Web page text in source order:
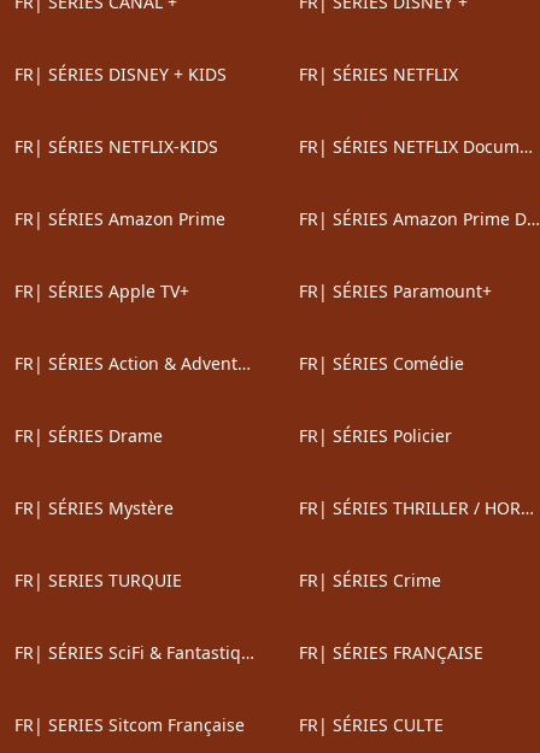
FR| SÉRIES DISNEY + KIDS FR| SÉRIES NETFLIX
FR| SÉRIES NETFLIX-KIDS FR| SÉRIES NETFLIX Documentaires
FR| SÉRIES Amazon Prime FR| SÉRIES Amazon Prime Documentaires
FR| SÉRIES Apple TV+ FR| SÉRIES Paramount+
FR| SÉRIES Action & Adventure FR| SÉRIES Comédie
FR| SÉRIES Drame FR| SÉRIES Policier
FR| SÉRIES Mystère FR| SÉRIES THRILLER / HORREUR
FR| SERIES TURQUIE FR| SÉRIES Crime
FR| SÉRIES SciFi & Fantastique FR| SÉRIES FRANÇAISE
FR| SERIES Sitcom Française FR| SÉRIES CULTE